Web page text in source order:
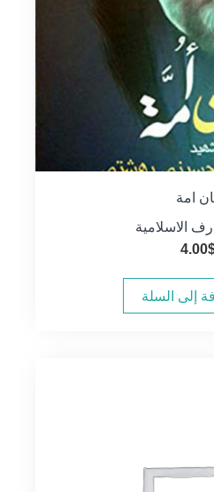
امة
الاسلامية
4.00
إلى السلة